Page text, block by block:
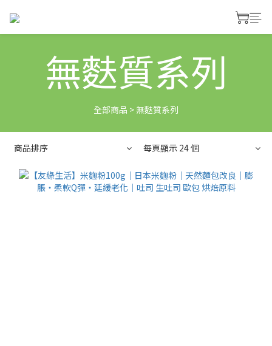
無麩質系列
全部商品 > 無麩質系列
商品排序 每頁顯示 24 個